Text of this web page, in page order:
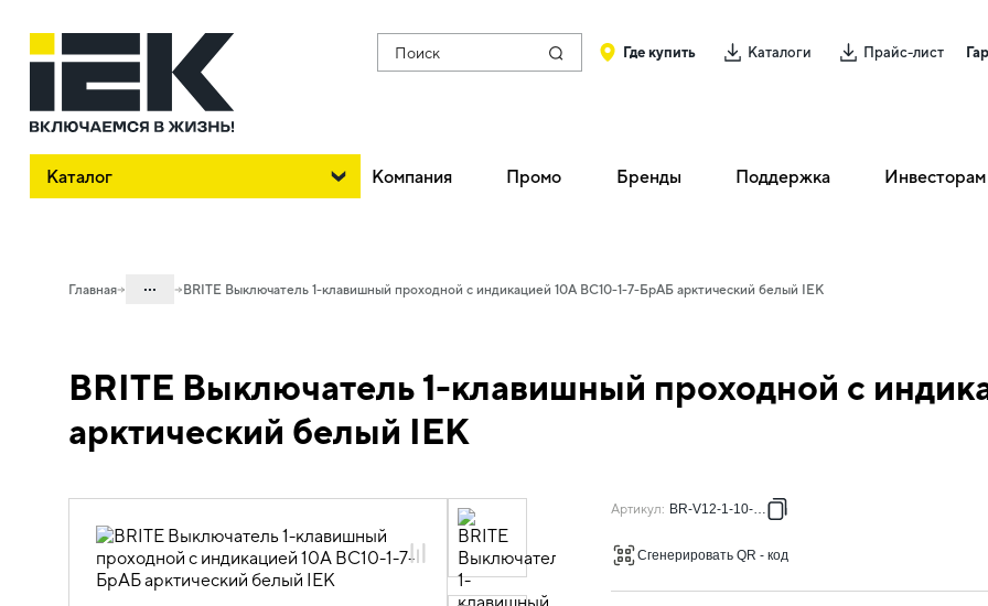
Поиск Где купить Каталоги Прайс-лист
Каталог Компания Промо Бренды Поддержка Инвесторам
Главная ...
06. Изделия электроустановочные,
удлинители и силовые разъемы
06.01 Электроустановочные изделия
белый
BRITE Выключатель 1-клавишный проходной с индикацией 10А ВС10-1-7-БрАБ арктический белый IEK
BRITE Выключатель 1-клавишный проходной с
арктический белый IEK
Артикул: BR-V12-1-10-K91
Сгенерировать QR - код